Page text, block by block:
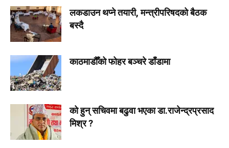
लकडाउन थप्ने तयारी, मन्त्रीपरिषदको बैठक
बस्दै
काठमाडौँको फोहर बञ्चरे डाँडामा
को हुन् सचिवमा बढुवा भएका डा.राजेन्द्रप्रसाद
मिश्र ?